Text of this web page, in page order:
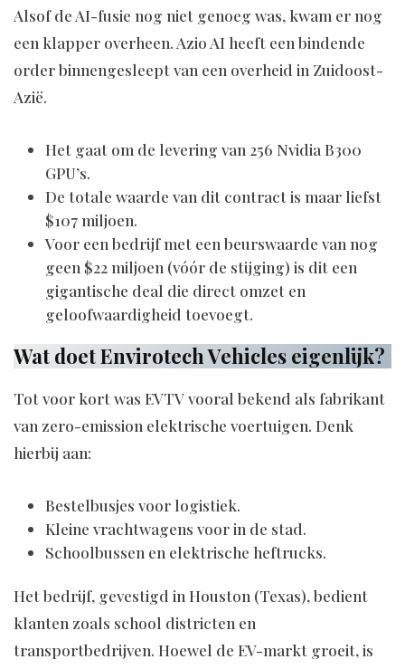
Alsof de AI-fusie nog niet genoeg was, kwam er nog
een klapper overheen. Azio AI heeft een bindende
order binnengesleept van een overheid in Zuidoost-
Azië.
Het gaat om de levering van 256 Nvidia B300
GPU’s.
De totale waarde van dit contract is maar liefst
$107 miljoen.
Voor een bedrijf met een beurswaarde van nog
geen $22 miljoen (vóór de stijging) is dit een
gigantische deal die direct omzet en
geloofwaardigheid toevoegt.
Wat doet Envirotech Vehicles eigenlijk?
Tot voor kort was EVTV vooral bekend als fabrikant
van zero-emission elektrische voertuigen. Denk
hierbij aan:
Bestelbusjes voor logistiek.
Kleine vrachtwagens voor in de stad.
Schoolbussen en elektrische heftrucks.
Het bedrijf, gevestigd in Houston (Texas), bedient
klanten zoals school districten en
transportbedrijven. Hoewel de EV-markt groeit, is